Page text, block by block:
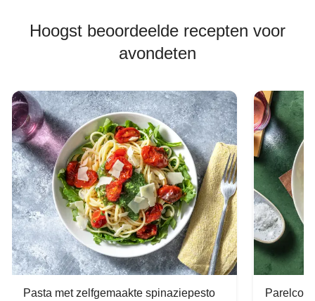
Hoogst beoordeelde recepten voor
avondeten
Pasta met zelfgemaakte spinaziepesto